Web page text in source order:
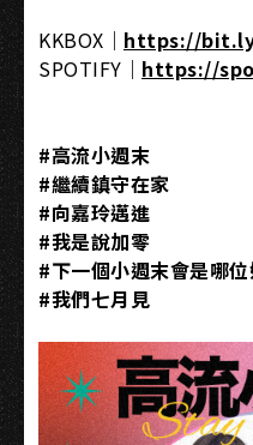
KKBOX｜​ https://
SPOTIFY｜ https://
#高流小週末​
#繼續鎮守在家​
#向嘉玲邁進​
#我是說加零​
#下一個小週末會是哪
#我們七月見​